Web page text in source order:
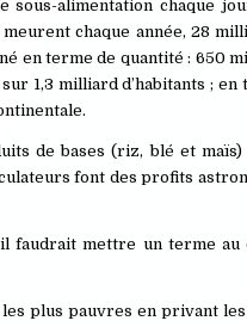
sous-alimentation chaque
chaque année, 28
en terme de quantité : 650
1,3 milliard d’habitants ; en
de bases (riz, blé et maïs)
font des profits
faudrait mettre un terme au
plus pauvres en privant les